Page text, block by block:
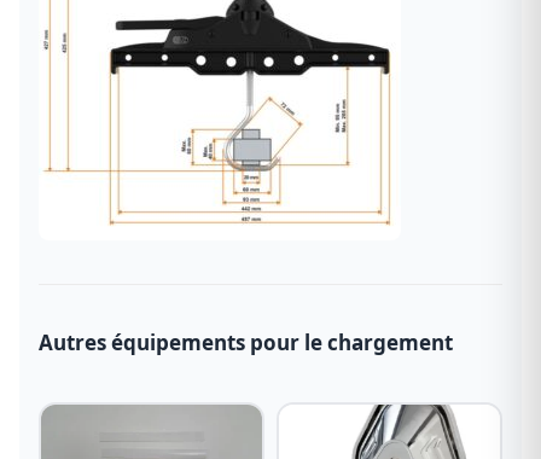
Autres équipements pour le chargement